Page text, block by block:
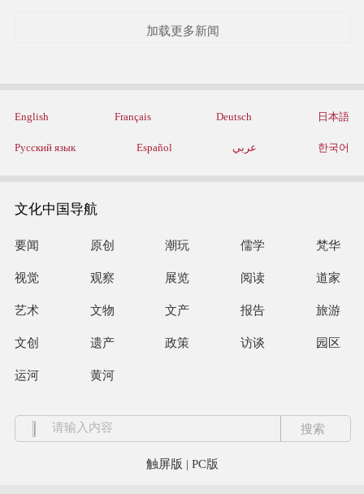
加载更多新闻
English Français Deutsch 日本語
Русский язык Español عربي 한국어
文化中国导航
要闻 原创 潮玩 儒学 梵华
视觉 观察 展览 阅读 道家
艺术 文物 文产 报告 旅游
文创 遗产 政策 访谈 园区
运河 黄河
触屏版 | PC版